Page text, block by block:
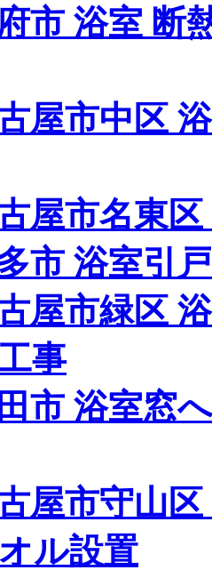
市 浴室 断
屋市中区
屋市名東
市 浴室引
屋市緑区
事
市 浴室窓
屋市守山
ル設置